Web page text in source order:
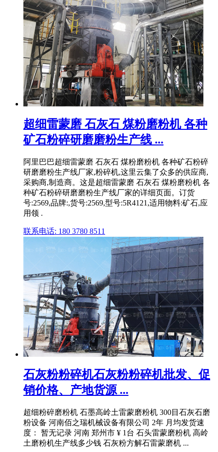
超细雷蒙磨 石灰石 煤粉磨粉机 各种
矿石粉碎研磨磨粉生产线 ...
阿里巴巴超细雷蒙磨 石灰石 煤粉磨粉机 各种矿石粉碎
研磨磨粉生产线厂家,粉碎机,这里云集了众多的供应商,
采购商,制造商。这是超细雷蒙磨 石灰石 煤粉磨粉机 各
种矿石粉碎研磨磨粉生产线厂家的详细页面。订货
号:2569,品牌:,货号:2569,型号:5R4121,适用物料:矿石,应
用领 .
联系电话: 180 3780 8511
石灰粉粉碎机石灰粉粉碎机批发、促
销价格、产地货源 ...
超细粉碎磨粉机 石墨高岭土雷蒙磨粉机 300目石灰石磨
粉设备 河南佰之瑞机械设备有限公司 2年 月均发货速
度： 暂无记录 河南 郑州市 ¥ 1台 石头雷蒙磨粉机 高岭
土磨粉机生产线多少钱 石灰粉方解石雷蒙磨机 ...